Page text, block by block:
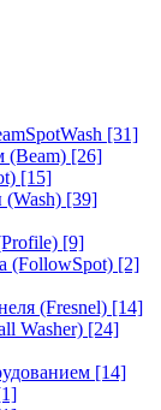
[31]
(Beam) [26]
[15]
(Wash) [39]
[9]
(FollowSpot) [2]
(Fresnel) [14]
Washer) [24]
[14]